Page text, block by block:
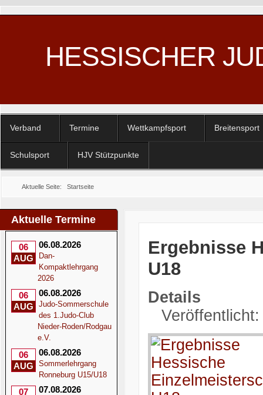
HESSISCHER
Verband Termine Wettkampfsport Breitensport
Schulsport HJV Stützpunkte
Aktuelle Seite: Startseite
Aktuelle Termine
06
AUG
06.08.2026
Dan-
Kompaktlehrgang
2026
06
AUG
06.08.2026
Judo-Sommerschule
des 1.Judo-Club
Nieder-Roden/Rodgau
e.V.
06
AUG
06.08.2026
Sommerlehrgang
Ronneburg U15/U18
07
07.08.2026
Ergebnisse
U18
Details